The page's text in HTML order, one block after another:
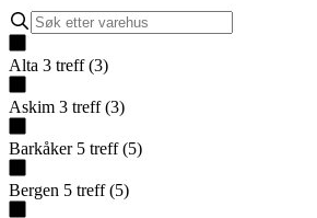
Alta 3 treff (3)
Askim 3 treff (3)
Barkåker 5 treff (5)
Bergen 5 treff (5)